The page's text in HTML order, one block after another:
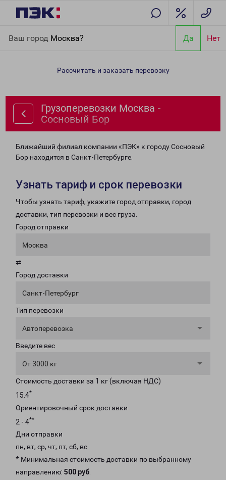
Ваш город Москва? Да Нет
Бор
Рассчитать и заказать перевозку
Грузоперевозки Москва -
Сосновый Бор
Ближайший филиал компании «ПЭК» к городу Сосновый
Бор находится в Санкт-Петербурге.
Узнать тариф и срок перевозки
Чтобы узнать тариф, укажите город отправки, город
доставки, тип перевозки и вес груза.
Город отправки
Москва
⇄
Город доставки
Санкт-Петербург
Тип перевозки
Автоперевозка
Введите вес
От 3000 кг
Стоимость доставки за 1 кг (включая НДС)
15.4*
Ориентировочный срок доставки
2 - 4**
Дни отправки
пн, вт, ср, чт, пт, сб, вс
* Минимальная стоимость доставки по выбранному
направлению: 500 руб.